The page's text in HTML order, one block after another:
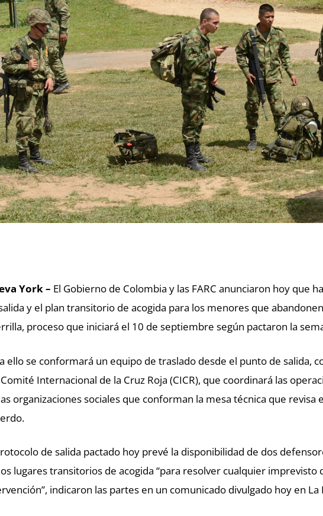
York – El Gobierno de Colombia y las FARC anunciaron hoy que
y el plan transitorio de acogida para los menores que
proceso que iniciará el 10 de septiembre según pactaron la
ello se conformará un equipo de traslado desde el punto de salida,
Internacional de la Cruz Roja (CICR), que coordinará las
organizaciones sociales que conforman la mesa técnica que revisa
de salida pactado hoy prevé la disponibilidad de dos
lugares transitorios de acogida “para resolver cualquier imprevisto
indicaron las partes en un comunicado divulgado hoy en La